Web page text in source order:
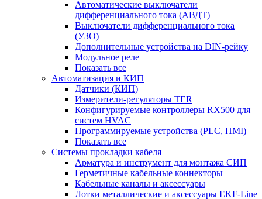
Автоматические выключатели
дифференциального тока (АВДТ)
Выключатели дифференциального тока
(УЗО)
Дополнительные устройства на DIN-рейку
Модульное реле
Показать все
Автоматизация и КИП
Датчики (КИП)
Измерители-регуляторы TER
Конфигурируемые контроллеры RX500 для
систем HVAC
Программируемые устройства (PLC, HMI)
Показать все
Системы прокладки кабеля
Арматура и инструмент для монтажа СИП
Герметичные кабельные коннекторы
Кабельные каналы и аксессуары
Лотки металлические и аксессуары EKF-Line